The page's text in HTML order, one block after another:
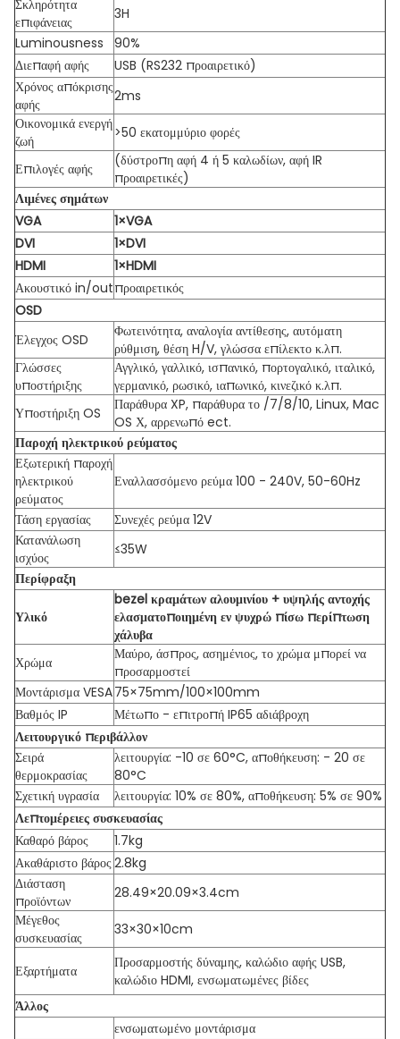
Σκληρότητα
επιφάνειας
3H
Luminousness
90%
Διεπαφή αφής
USB (RS232 προαιρετικό)
Χρόνος απόκρισης
αφής
2ms
Οικονομικά ενεργή
ζωή
>50 εκατομμύριο φορές
Επιλογές αφής
(δύστροπη αφή 4 ή 5 καλωδίων, αφή IR
προαιρετικές)
Λιμένες σημάτων
VGA
1×VGA
DVI
1×DVI
HDMI
1×HDMI
Ακουστικό in/outπροαιρετικός
OSD
Έλεγχος OSD
Φωτεινότητα, αναλογία αντίθεσης, αυτόματη
ρύθμιση, θέση H/V, γλώσσα επίλεκτο κ.λπ.
Γλώσσες
υποστήριξης
Αγγλικό, γαλλικό, ισπανικό, πορτογαλικό, ιταλικό,
γερμανικό, ρωσικό, ιαπωνικό, κινεζικό κ.λπ.
Υποστήριξη OS
Παράθυρα XP, παράθυρα το /7/8/10, Linux, Mac
OS Χ, αρρενωπό ect.
Παροχή ηλεκτρικού ρεύματος
Εξωτερική παροχή
ηλεκτρικού
ρεύματος
Εναλλασσόμενο ρεύμα 100 - 240V, 50-60Hz
Τάση εργασίας
Συνεχές ρεύμα 12V
Κατανάλωση
ισχύος
≤35W
Περίφραξη
Υλικό
bezel κραμάτων αλουμινίου + υψηλής αντοχής
ελασματοποιημένη εν ψυχρώ πίσω περίπτωση
χάλυβα
Χρώμα
Μαύρο, άσπρος, ασημένιος, το χρώμα μπορεί να
προσαρμοστεί
Μοντάρισμα VESA75×75mm/100×100mm
Βαθμός IP
Μέτωπο - επιτροπή IP65 αδιάβροχη
Λειτουργικό περιβάλλον
Σειρά
θερμοκρασίας
λειτουργία: -10 σε 60°C, αποθήκευση: - 20 σε
80°C
Σχετική υγρασία
λειτουργία: 10% σε 80%, αποθήκευση: 5% σε 90%
Λεπτομέρειες συσκευασίας
Καθαρό βάρος
1.7kg
Ακαθάριστο βάρος2.8kg
Διάσταση
προϊόντων
28.49×20.09×3.4cm
Μέγεθος
συσκευασίας
33×30×10cm
Εξαρτήματα
Προσαρμοστής δύναμης, καλώδιο αφής USB,
καλώδιο HDMI, ενσωματωμένες βίδες
Άλλος
ενσωματωμένο μοντάρισμα